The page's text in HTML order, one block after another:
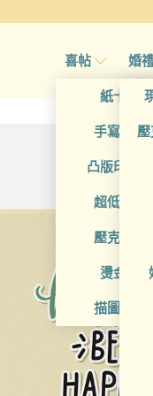
喜帖
紙卡喜帖
手寫風喜
凸版印刷
超低價喜
壓克力喜
燙金喜帖
描圖紙喜
婚